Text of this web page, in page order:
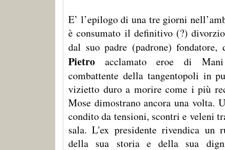
E’ l’epilogo di una tre giorni
è consumato il definitivo (?)
dal suo padre (padrone) fondatore,
Pietro acclamato eroe di
combattente della tangentopoli in
vizietto duro a morire come i più
Mose dimostrano ancora una volta.
condito da tensioni, scontri e veleni
sala. L'ex presidente rivendica un
della sua storia e della sua